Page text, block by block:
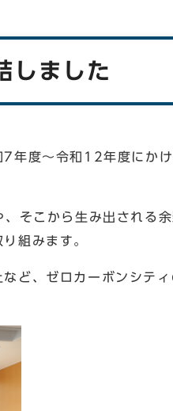
しました
年度〜令和12年度にか
そこから生み出される
組みます。
ど、ゼロカーボンシティ